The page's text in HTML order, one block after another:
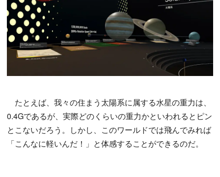
たとえば、我々の住まう太陽系に属する水星の重力は、
0.4Gであるが、実際どのくらいの重力かといわれるとピン
とこないだろう。しかし、このワールドでは飛んでみれば
「こんなに軽いんだ！」と体感することができるのだ。